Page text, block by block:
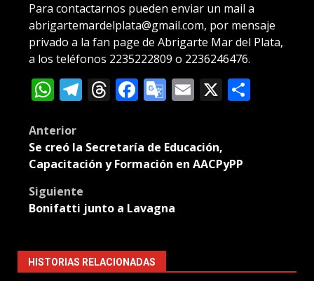
Para contactarnos pueden enviar un mail a
abrigartemardelplata@gmail.com, por mensaje
privado a la fan page de Abrigarte Mar del Plata,
a los teléfonos 2235222809 o 2236246476.
WhatsApp
Telegram
Threads
Facebook
Google
Email
X
Post
navigation
Anterior
Se creó la Secretaría de Educación,
Capacitación y Formación en AACPyPP
Siguiente
Bonifatti junto a Lavagna
HISTORIAS RELACIONADAS